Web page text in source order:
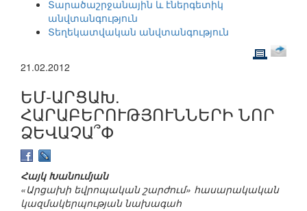
Տարածաշրջանային և էներգետիկ
անվտանգություն
Տեղեկատվական անվտանգություն
21.02.2012
ԵՄ-ԱՐՑԱԽ.
ՀԱՐԱԲԵՐՈՒԹՅՈՒՆՆԵՐԻ ՆՈՐ
ՁԵՎԱՉԱ՞Փ
Հայկ Խանումյան
«Արցախի եվրոպական շարժում» հասարակական
կազմակերպության նախագահ